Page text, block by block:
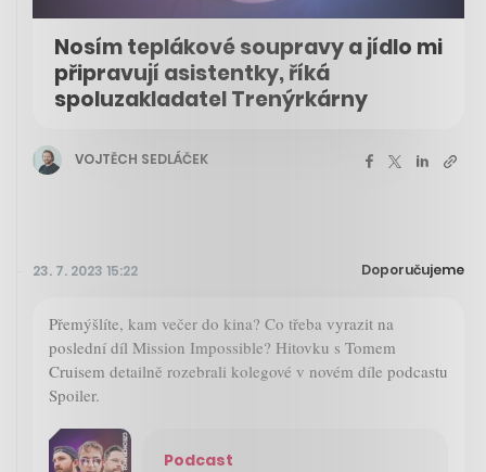
Nosím teplákové soupravy a jídlo mi
připravují asistentky, říká
spoluzakladatel Trenýrkárny
VOJTĚCH SEDLÁČEK
23. 7. 2023 15:22 Doporučujeme
Přemýšlíte, kam večer do kina? Co třeba vyrazit na
poslední díl Mission Impossible? Hitovku s Tomem
Cruisem detailně rozebrali kolegové v novém díle podcastu
Spoiler.
Podcast